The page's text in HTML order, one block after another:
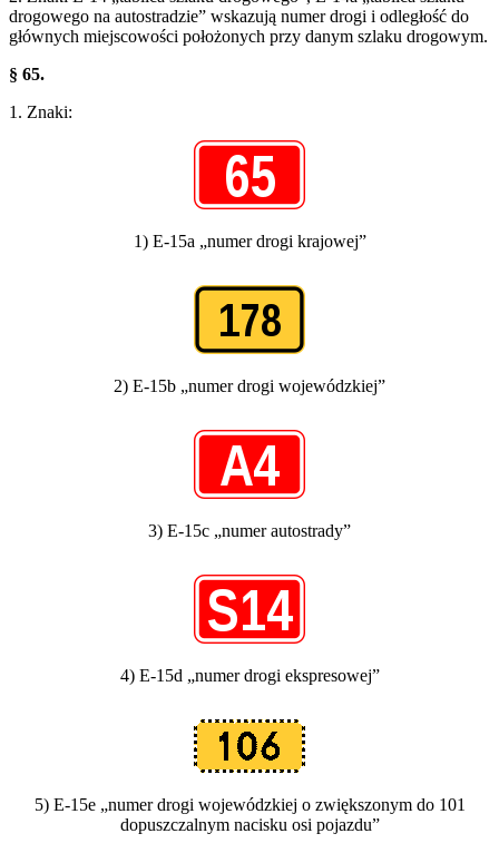
drogowego na autostradzie” wskazują numer drogi i odległość do
głównych miejscowości położonych przy danym szlaku drogowym.
§ 65.
1. Znaki:
1) E-15a „numer drogi krajowej”
2) E-15b „numer drogi wojewódzkiej”
3) E-15c „numer autostrady”
4) E-15d „numer drogi ekspresowej”
5) E-15e „numer drogi wojewódzkiej o zwiększonym do 101
dopuszczalnym nacisku osi pojazdu”